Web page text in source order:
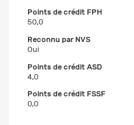
Points de crédit FPH
50,0
Reconnu par NVS
Oui
Points de crédit ASD
4,0
Points de crédit FSSF
0,0